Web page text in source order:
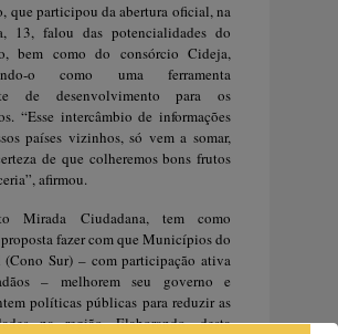
que participou da abertura oficial, na
13, falou das potencialidades do
bem como do consórcio Cideja,
o como uma ferramenta
de desenvolvimento para os
“Esse intercâmbio de informações
países vizinhos, só vem a somar,
de que colheremos bons frutos
afirmou.
Mirada Ciudadana,tem como
fazer com que Municípios do
(Cono Sur) – com participação ativa
– melhorem seu governo e
políticas públicas para reduzir as
na região. Elaborando, desta